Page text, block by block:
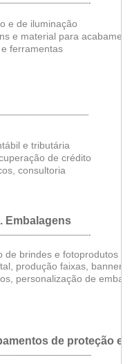
e de iluminação
e material para
ferramentas
e tributária
de crédito
consultoria
Embalagens
.
de brindes e fotoprodutos
produção faixas,
personalização de
de proteção e